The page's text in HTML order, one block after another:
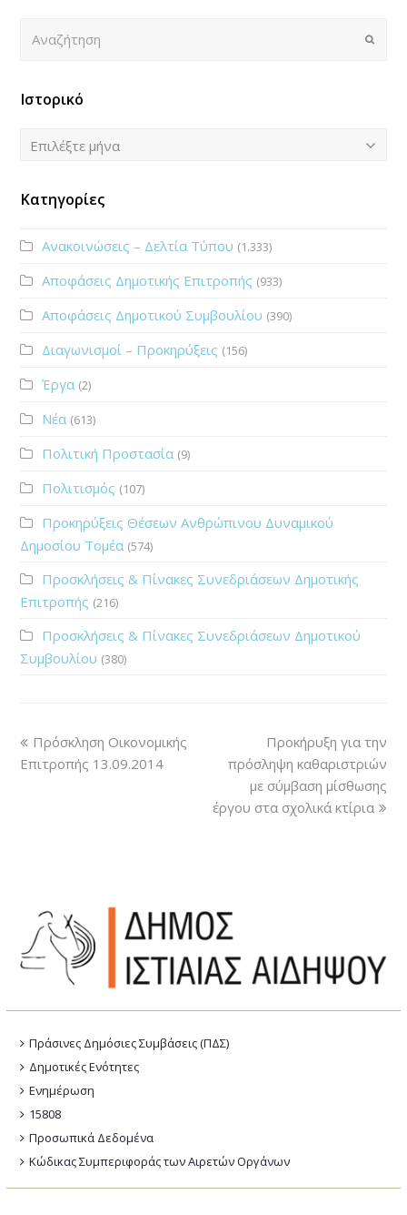
Submit
Ιστορικό
Ιστορικό
Επιλέξτε μήνα
Κατηγορίες
Ανακοινώσεις – Δελτία Τύπου (1.333)
Αποφάσεις Δημοτικής Επιτροπής (933)
Αποφάσεις Δημοτικού Συμβουλίου (390)
Διαγωνισμοί – Προκηρύξεις (156)
Έργα (2)
Νέα (613)
Πολιτική Προστασία (9)
Πολιτισμός (107)
Προκηρύξεις Θέσεων Ανθρώπινου Δυναμικού
Δημοσίου Τομέα (574)
Προσκλήσεις & Πίνακες Συνεδριάσεων Δημοτικής
Επιτροπής (216)
Προσκλήσεις & Πίνακες Συνεδριάσεων Δημοτικού
Συμβουλίου (380)
Πρόσκληση Οικονομικής
Επιτροπής 13.09.2014
Προκήρυξη για την
πρόσληψη καθαριστριών
με σύμβαση μίσθωσης
έργου στα σχολικά κτίρια
Πράσινες Δημόσιες Συμβάσεις (ΠΔΣ)
Δημοτικές Ενότητες
Ενημέρωση
15808
Προσωπικά Δεδομένα
Κώδικας Συμπεριφοράς των Αιρετών Οργάνων